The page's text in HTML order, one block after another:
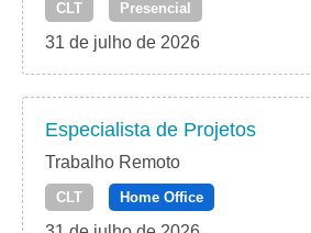
CLT Presencial
31 de julho de 2026
Especialista de Projetos
Trabalho Remoto
CLT Home Office